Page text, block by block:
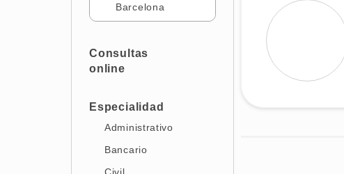
Barcelona
Ciudad Real
Cáceres
Consultas
online
Especialidad
Administrativo
Bancario